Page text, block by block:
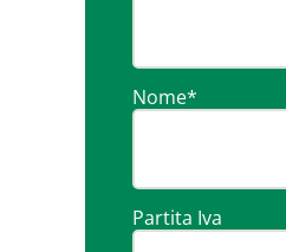
Nome*
Partita Iva